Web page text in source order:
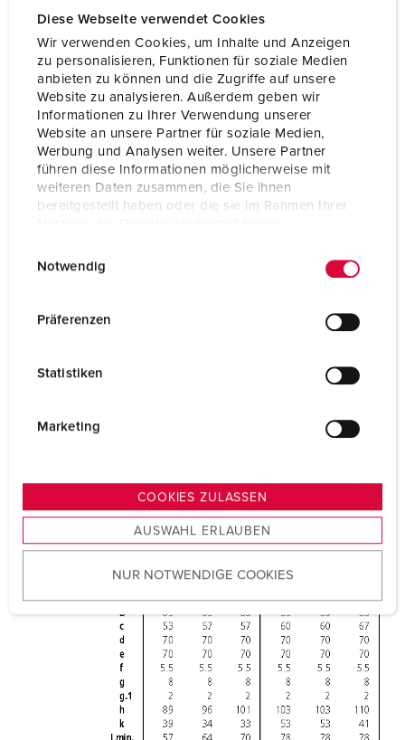
Diese Webseite verwendet Cookies
Wir verwenden Cookies, um Inhalte und Anzeigen
zu personalisieren, Funktionen für soziale Medien
anbieten zu können und die Zugriffe auf unsere
Website zu analysieren. Außerdem geben wir
Informationen zu Ihrer Verwendung unserer
Website an unsere Partner für soziale Medien,
Werbung und Analysen weiter. Unsere Partner
führen diese Informationen möglicherweise mit
weiteren Daten zusammen, die Sie ihnen
bereitgestellt haben oder die sie im Rahmen Ihrer
s
u
w
Notwendig
Präferenzen
Statistiken
Marketing
COOKIES ZULASSEN
AUSWAHL ERLAUBEN
NUR NOTWENDIGE COOKIES
Contact standard
Flange 85x85 mm
Fixing hole 70x70 mm
Inclination 20 °
Weight 276 g